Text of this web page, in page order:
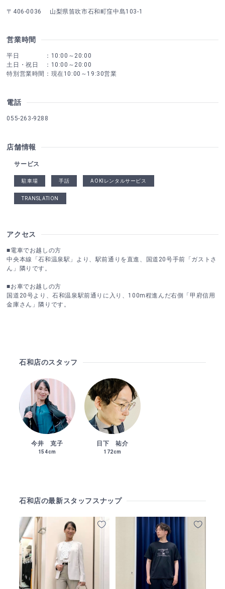
〒406-0036 山梨県笛吹市石和町窪中島103-1
営業時間
平日 ：10:00～20:00
土日・祝日 ：10:00～20:00
特別営業時間：現在10:00～19:30営業
電話
055-263-9288
店舗情報
サービス
駐車場 手話 AOKIレンタルサービス
TRANSLATION
アクセス
■電車でお越しの方
中央本線「石和温泉駅」より、駅前通りを直進、国道20号手前「ガストさ
ん」隣りです。
■お車でお越しの方
国道20号より、石和温泉駅前通りに入り、100m程進んだ右側「甲府信用
金庫さん」隣りです。
石和店のスタッフ
今井 克子
154cm
日下 祐介
172cm
石和店の最新スタッフスナップ